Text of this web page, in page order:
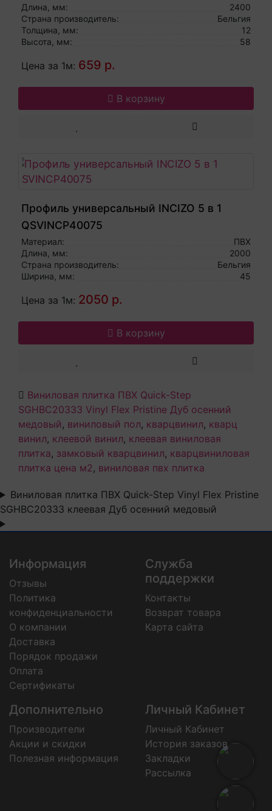
Длина, мм:
2400
Страна производитель:
Бельгия
Толщина, мм:
12
Высота, мм:
58
Цена за 1м: 659 р.
В корзину
Профиль универсальный INCIZO 5 в 1
QSVINCP40075
Материал:
ПВХ
Длина, мм:
2000
Страна производитель:
Бельгия
Ширина, мм:
45
Цена за 1м: 2050 р.
В корзину
Виниловая плитка ПВХ Quick-Step
SGHBC20333 Vinyl Flex Pristine Дуб осенний
медовый , виниловый пол, кварцвинил, кварц
винил, клеевой винил, клеевая виниловая
плитка, замковый кварцвинил, кварцвиниловая
плитка цена м2 , виниловая пвх плитка
Виниловая плитка ПВХ Quick-Step Vinyl Flex Pristine
SGHBC20333 клеевая Дуб осенний медовый
Информация
Отзывы
Политика
конфиденциальности
О компании
Доставка
Порядок продажи
Оплата
Сертификаты
Служба
поддержки
Контакты
Возврат товара
Карта сайта
Дополнительно
Производители
Акции и скидки
Полезная информация
Личный Кабинет
Личный Кабинет
История заказов
Закладки
Рассылка